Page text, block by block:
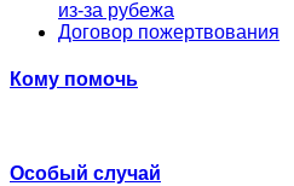
из-за рубежа
Договор пожертвования
Кому помочь
Особый случай